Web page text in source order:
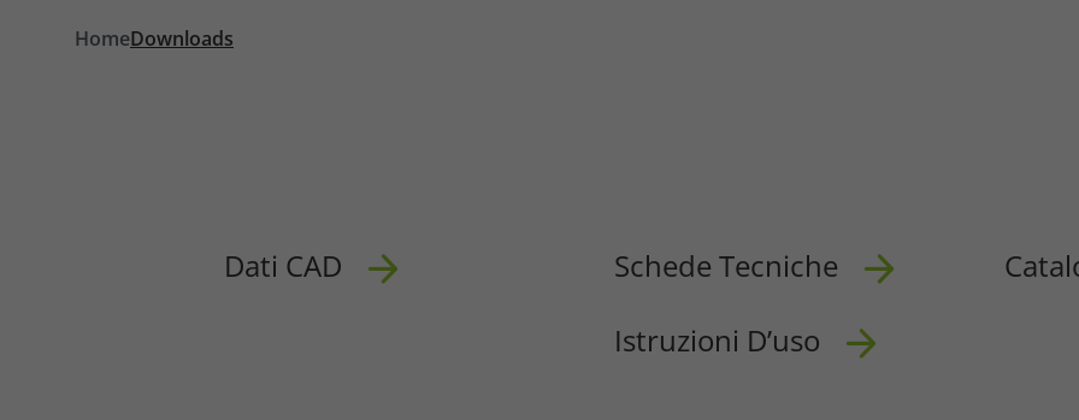
HomeDownloads
Dati CAD Schede Tecniche
Istruzioni D’uso
Marketing